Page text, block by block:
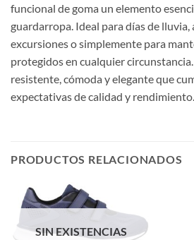
funcional de goma un elemento
guardarropa. Ideal para días de lluvia,
excursiones o simplemente para
protegidos en cualquier
resistente, cómoda y elegante que
expectativas de calidad y rendimiento.
PRODUCTOS RELACIONADOS
SIN EXISTENCIAS